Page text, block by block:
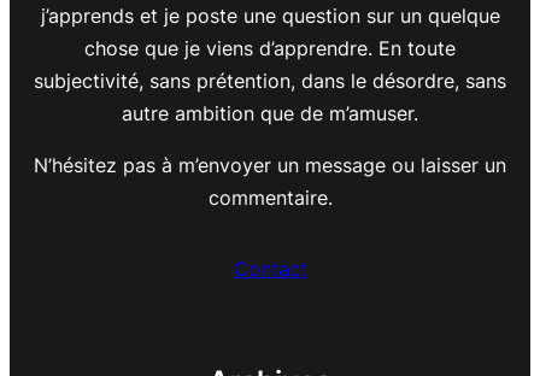
j’apprends et je poste une question sur un quelque
chose que je viens d’apprendre. En toute
subjectivité, sans prétention, dans le désordre, sans
autre ambition que de m’amuser.
N’hésitez pas à m’envoyer un message ou laisser un
commentaire.
Contact